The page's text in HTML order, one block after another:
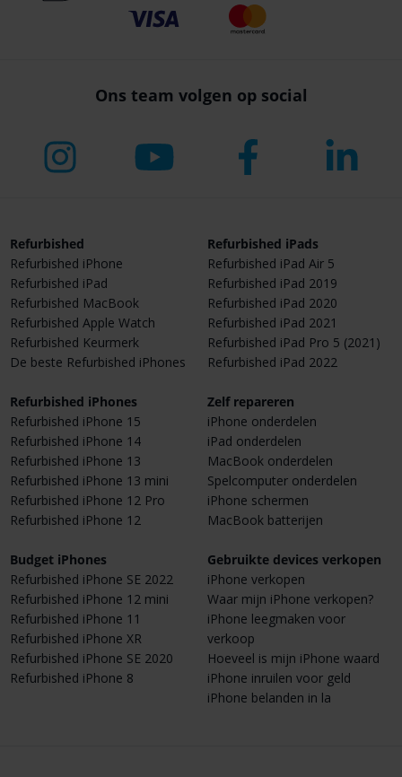
Ons team volgen op social
Refurbished
Refurbished iPhone
Refurbished iPad
Refurbished MacBook
Refurbished Apple Watch
Refurbished Keurmerk
De beste Refurbished iPhones
Refurbished iPhones
Refurbished iPhone 15
Refurbished iPhone 14
Refurbished iPhone 13
Refurbished iPhone 13 mini
Refurbished iPhone 12 Pro
Refurbished iPhone 12
Budget iPhones
Refurbished iPhone SE 2022
Refurbished iPhone 12 mini
Refurbished iPhone 11
Refurbished iPhone XR
Refurbished iPhone SE 2020
Refurbished iPhone 8
Refurbished iPads
Refurbished iPad Air 5
Refurbished iPad 2019
Refurbished iPad 2020
Refurbished iPad 2021
Refurbished iPad Pro 5 (2021)
Refurbished iPad 2022
Zelf repareren
iPhone onderdelen
iPad onderdelen
MacBook onderdelen
Spelcomputer onderdelen
iPhone schermen
MacBook batterijen
Gebruikte devices verkopen
iPhone verkopen
Waar mijn iPhone verkopen?
iPhone leegmaken voor
verkoop
Hoeveel is mijn iPhone waard
iPhone inruilen voor geld
iPhone belanden in la